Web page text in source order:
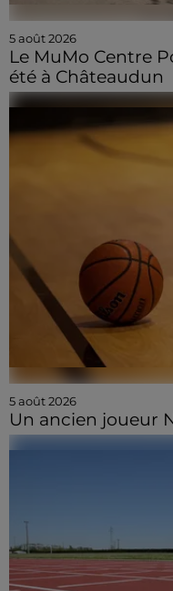
5 août 2026
Le MuMo Centre
été à Châteaudun
5 août 2026
Un ancien joueur